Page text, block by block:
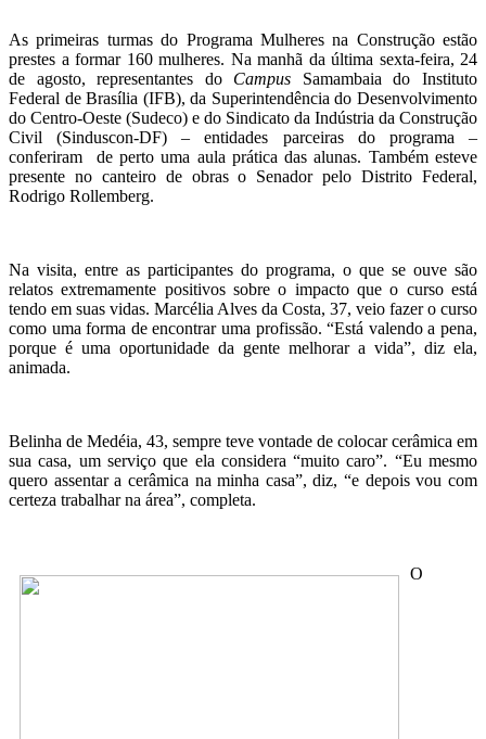
As primeiras turmas do Programa Mulheres na Construção estão
prestes a formar 160 mulheres. Na manhã da última sexta-feira, 24
de agosto, representantes do Campus Samambaia do Instituto
Federal de Brasília (IFB), da Superintendência do Desenvolvimento
do Centro-Oeste (Sudeco) e do Sindicato da Indústria da Construção
Civil (Sinduscon-DF) – entidades parceiras do programa –
conferiram de perto uma aula prática das alunas. Também esteve
presente no canteiro de obras o Senador pelo Distrito Federal,
Rodrigo Rollemberg.
Na visita, entre as participantes do programa, o que se ouve são
relatos extremamente positivos sobre o impacto que o curso está
tendo em suas vidas. Marcélia Alves da Costa, 37, veio fazer o curso
como uma forma de encontrar uma profissão. “Está valendo a pena,
porque é uma oportunidade da gente melhorar a vida”, diz ela,
animada.
Belinha de Medéia, 43, sempre teve vontade de colocar cerâmica em
sua casa, um serviço que ela considera “muito caro”. “Eu mesmo
quero assentar a cerâmica na minha casa”, diz, “e depois vou com
certeza trabalhar na área”, completa.
O